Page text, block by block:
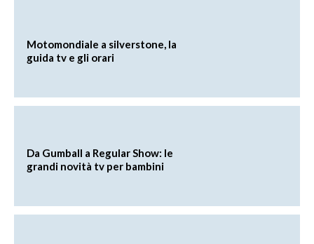
Motomondiale a silverstone, la
guida tv e gli orari
Da Gumball a Regular Show: le
grandi novità tv per bambini